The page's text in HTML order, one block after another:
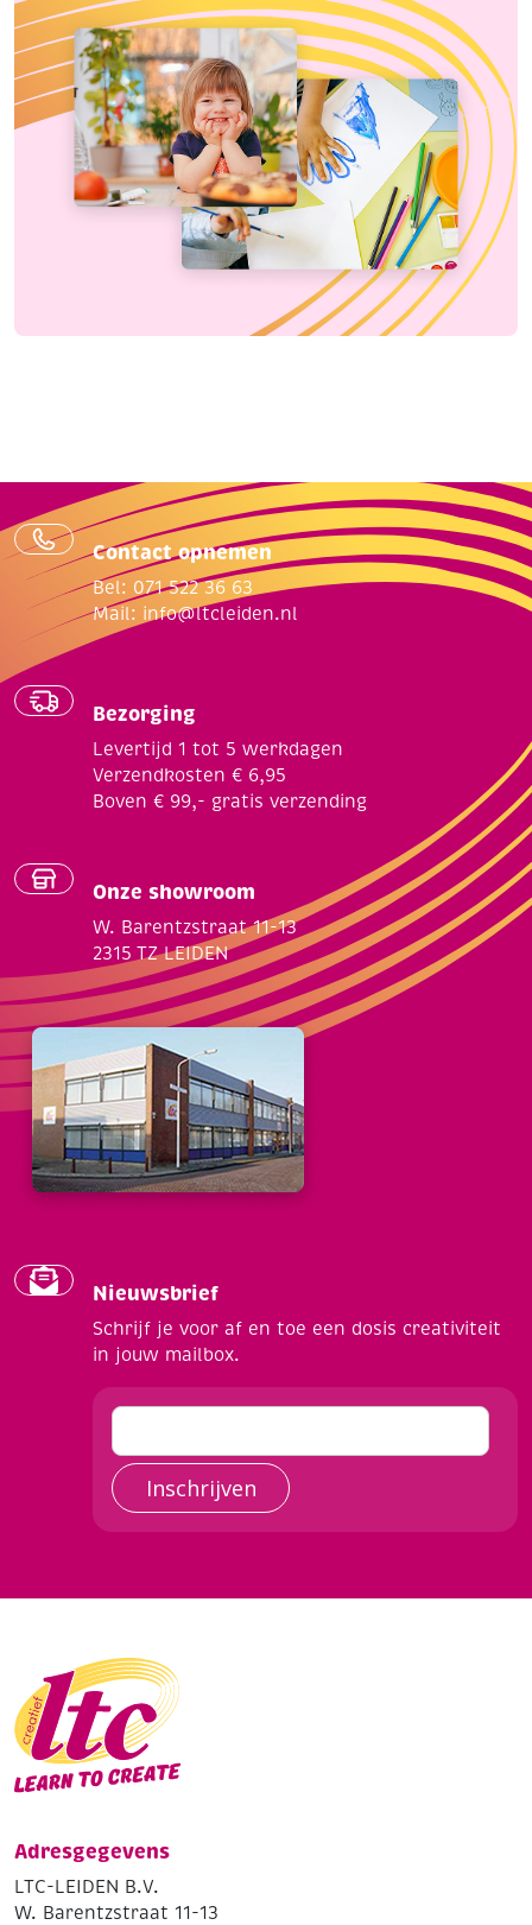
Contact opnemen
Bel: 071 522 36 63
Mail: info@ltcleiden.nl
Bezorging
Levertijd 1 tot 5 werkdagen
Verzendkosten € 6,95
Boven € 99,- gratis verzending
Onze showroom
W. Barentzstraat 11-13
2315 TZ LEIDEN
Nieuwsbrief
Schrijf je voor af en toe een dosis creativiteit
in jouw mailbox.
Inschrijven
Adresgegevens
LTC-LEIDEN B.V.
W. Barentzstraat 11-13